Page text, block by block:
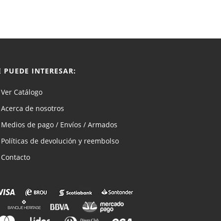
PUEDE INTERESAR:
Ver Catálogo
Acerca de nosotros
Medios de pago / Envíos / Armados
Políticas de devolución y reembolso
Contacto